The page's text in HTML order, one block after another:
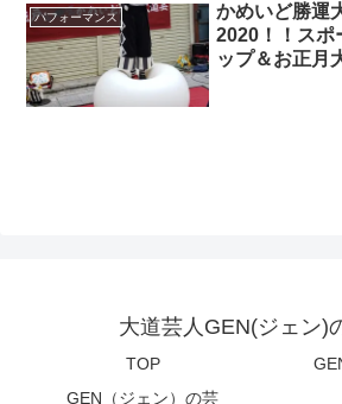
パフォーマンス
かめいど勝運
2020！！スポ
ップ＆お正月
大道芸人GEN(ジェン)
TOP
GEN（ジェン）の芸